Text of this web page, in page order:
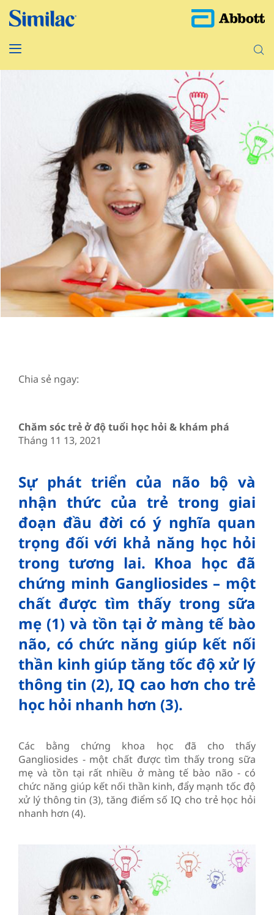
Chia sẻ ngay:
Chăm sóc trẻ ở độ tuổi học hỏi & khám phá
Tháng 11 13, 2021
Sự phát triển của não bộ và
nhận thức của trẻ trong giai
đoạn đầu đời có ý nghĩa quan
trọng đối với khả năng học hỏi
trong tương lai. Khoa học đã
chứng minh Gangliosides – một
chất được tìm thấy trong sữa
mẹ (1) và tồn tại ở màng tế bào
não, có chức năng giúp kết nối
thần kinh giúp tăng tốc độ xử lý
thông tin (2), IQ cao hơn cho trẻ
học hỏi nhanh hơn (3).
Các bằng chứng khoa học đã cho thấy
Gangliosides - một chất được tìm thấy trong sữa
mẹ và tồn tại rất nhiều ở màng tế bào não - có
chức năng giúp kết nối thần kinh, đẩy mạnh tốc độ
xử lý thông tin (3), tăng điểm số IQ cho trẻ học hỏi
nhanh hơn (4).